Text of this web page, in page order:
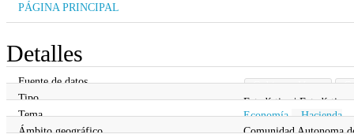
PÁGINA PRINCIPAL
Detalles
Fuente de datos Gobierno Vasco
Tipo
Estadística | Estadística
Tema
Economía ,Hacienda
Ámbito geográfico
Comunidad Autonoma